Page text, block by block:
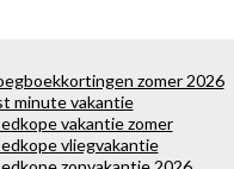
zomer 2026
minute vakantie
vakantie zomer
vliegvakantie